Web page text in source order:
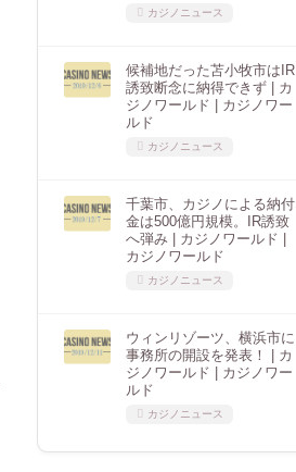
カジノニュース
候補地だった苫小牧市はIR
誘致断念に納得できず | カ
ジノワールド | カジノワー
ルド
カジノニュース
千葉市、カジノによる納付
金は500億円規模。IR誘致
へ弾み | カジノワールド |
カジノワールド
カジノニュース
ウィンリゾーツ、横浜市に
事務所の開設を発表！ | カ
ジノワールド | カジノワー
ルド
カジノニュース